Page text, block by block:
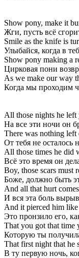
Show pony, make it
Жги, пусть всё
Smile as the knife is
Улыбайся, когда в
Show pony making a
Цирковая пони
As we make our way
Когда мы проходим
All those nights he left
На все эти ночи он
There was nothing left
От тебя не осталось
All those times he did
Всё это время он
Boy, those scars must
Боже, должно быть
And all that hurt
И вся эта боль
And it pierced him like
Это пронзило его,
That you got that time
Которую ты
That first night that he
В ту первую ночь,